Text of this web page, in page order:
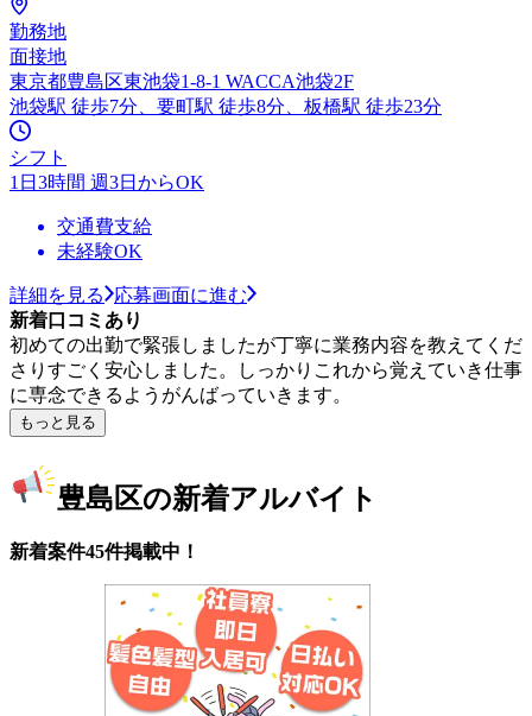
勤務地
面接地
東京都豊島区東池袋1-8-1 WACCA池袋2F
池袋駅 徒歩7分、要町駅 徒歩8分、板橋駅 徒歩23分
シフト
1日3時間 週3日からOK
交通費支給
未経験OK
詳細を見る
応募画面に進む
新着口コミあり
初めての出勤で緊張しましたが丁寧に業務内容を教えてくだ
さりすごく安心しました。しっかりこれから覚えていき仕事
に専念できるようがんばっていきます。
もっと見る
豊島区の新着アルバイト
新着案件45件掲載中！